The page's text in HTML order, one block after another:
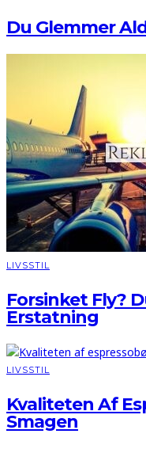
Du Glemmer
LIVSSTIL
Forsinket Fly?
Erstatning
LIVSSTIL
Kvaliteten Af
Smagen